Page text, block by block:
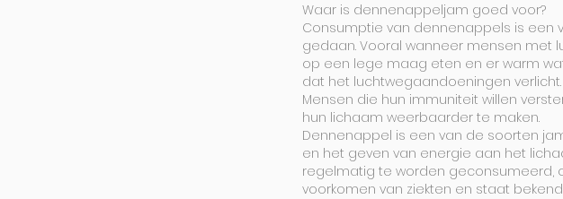
Waar is dennenappeljam goed voor?
Consumptie van dennenappels is een
gedaan. Vooral wanneer mensen
op een lege maag eten en er warm
dat het luchtwegaandoeningen verlicht.
Mensen die hun immuniteit willen
hun lichaam weerbaarder te maken.
Dennenappel is een van de soorten
en het geven van energie aan het
regelmatig te worden geconsumeerd,
voorkomen van ziekten en staat